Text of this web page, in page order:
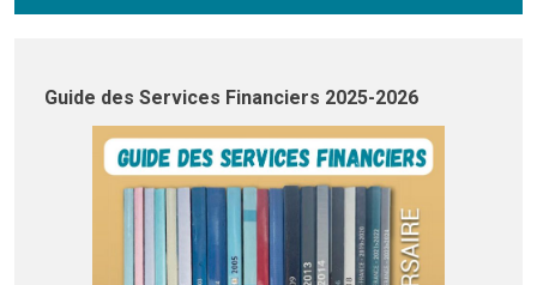
Guide des Services Financiers 2025-2026